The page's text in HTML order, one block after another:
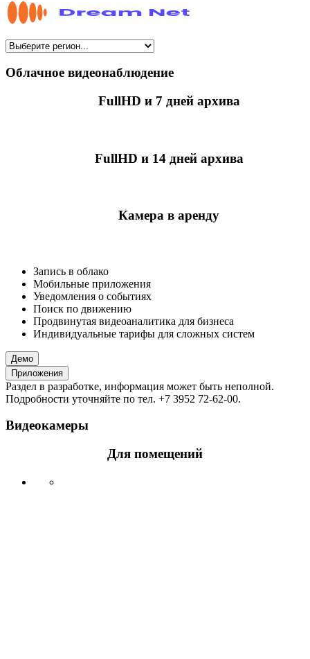
Облачное видеонаблюдение
FullHD и 7 дней архива
FullHD и 14 дней архива
Камера в аренду
Запись в облако
Мобильные приложения
Уведомления о событиях
Поиск по движению
Продвинутая видеоаналитика для бизнеса
Индивидуальные тарифы для сложных систем
Демо
Приложения
Раздел в разработке, информация может быть неполной.
Подробности уточняйте по тел. +7 3952 72-62-00.
Видеокамеры
Для помещений